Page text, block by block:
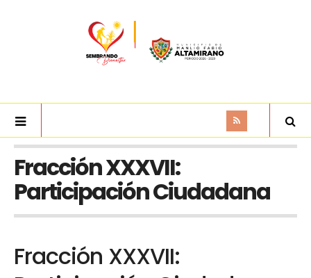
Fracción XXXVII:
Participación Ciudadana
Fracción XXXVII: